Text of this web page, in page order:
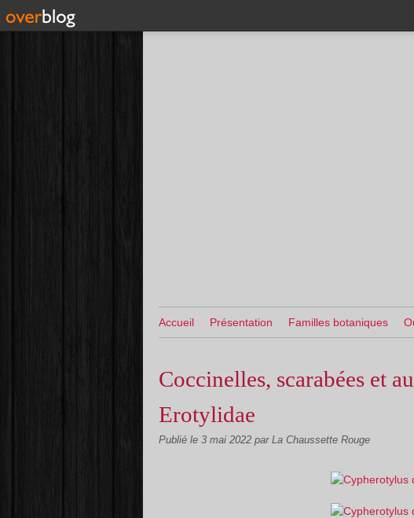
Accueil Présentation Familles botaniques
Coccinelles, scarabées et
Erotylidae
Publié le 3 mai 2022 par La Chaussette Rouge